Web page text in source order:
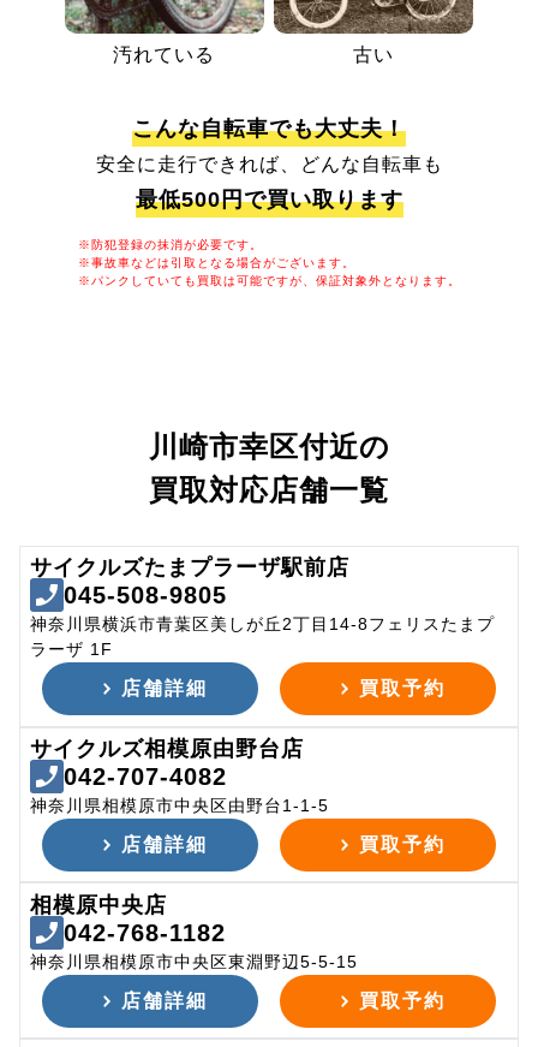
汚れている 古い
こんな自転車でも大丈夫！
安全に走行できれば、どんな自転車も
最低500円で買い取ります
※防犯登録の抹消が必要です。
※事故車などは引取となる場合がございます。
※パンクしていても買取は可能ですが、保証対象外となります。
川崎市幸区付近の
買取対応店舗一覧
サイクルズたまプラーザ駅前店
045-508-9805
神奈川県横浜市青葉区美しが丘2丁目14-8フェリスたまプ
ラーザ 1F
店舗詳細 買取予約
サイクルズ相模原由野台店
042-707-4082
神奈川県相模原市中央区由野台1-1-5
店舗詳細 買取予約
相模原中央店
042-768-1182
神奈川県相模原市中央区東淵野辺5-5-15
店舗詳細 買取予約